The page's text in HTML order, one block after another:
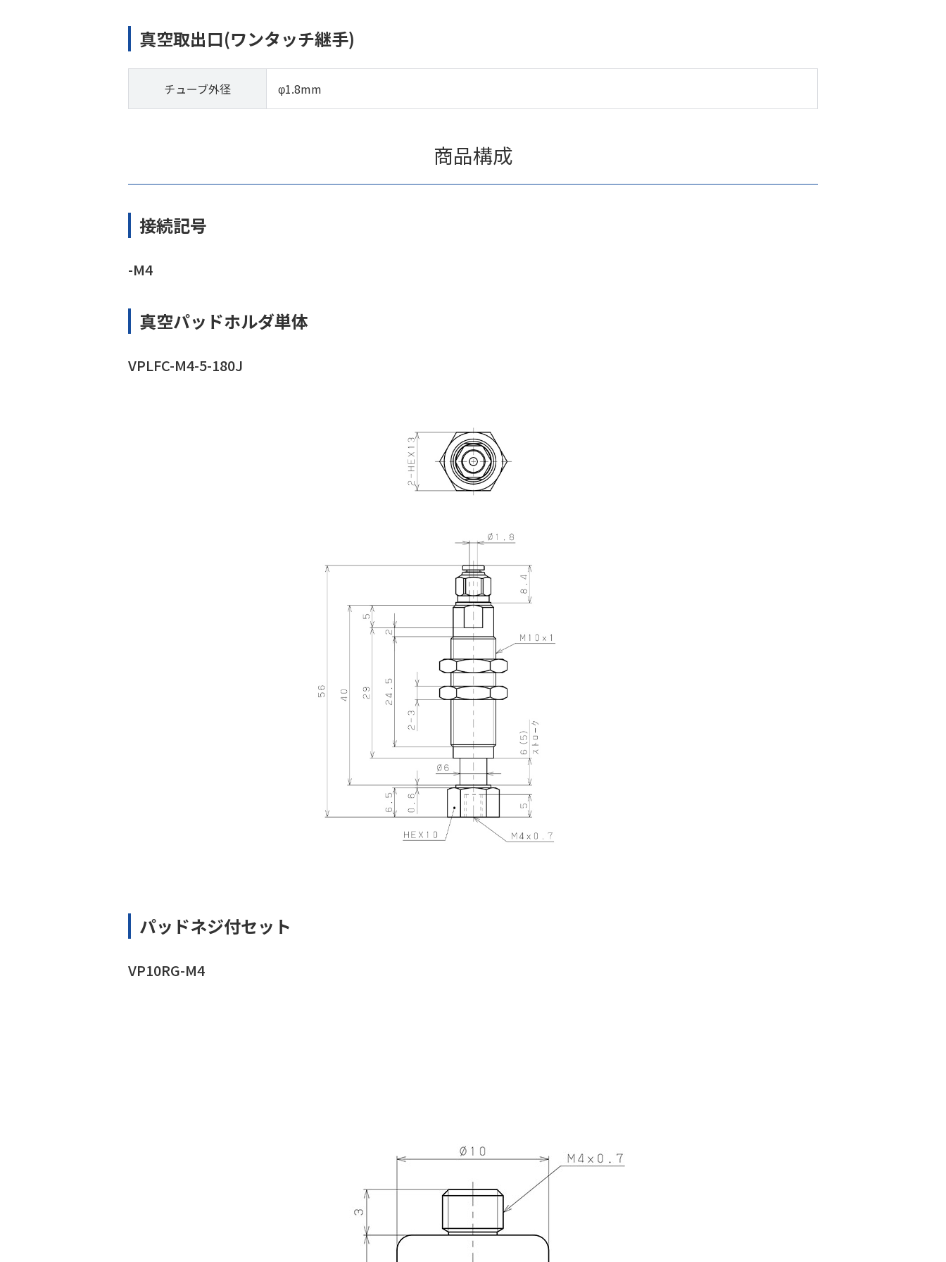
真空取出口(ワンタッチ継手)
チューブ外径 φ1.8mm
商品構成
接続記号
-M4
真空パッドホルダ単体
VPLFC-M4-5-180J
パッドネジ付セット
VP10RG-M4